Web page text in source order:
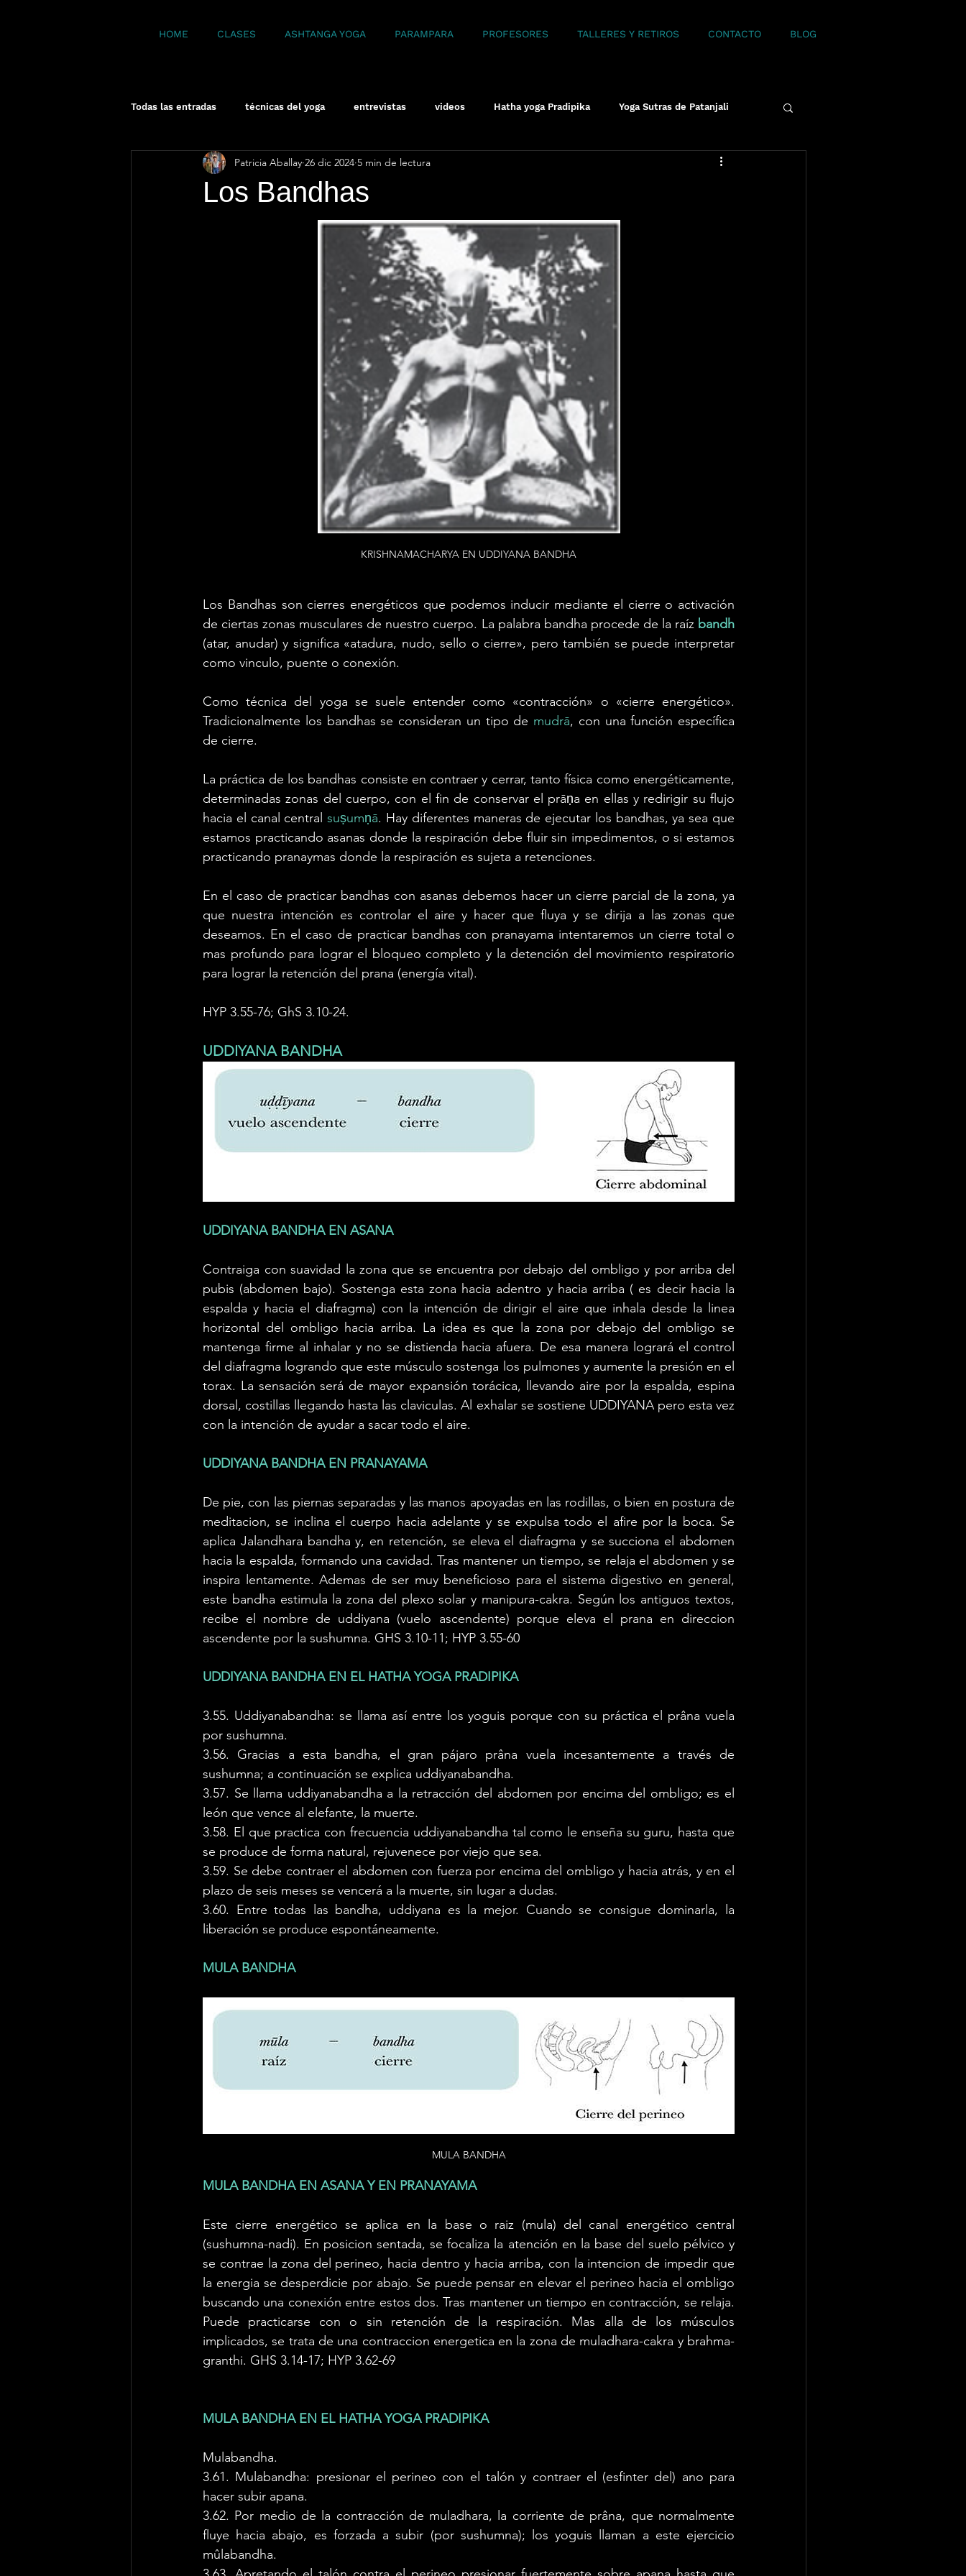
HOME CLASES ASHTANGA YOGA PARAMPARA PROFESORES TALLERES Y RETIROS CONTACTO BLOG
Todas las entradas técnicas del yoga entrevistas videos Hatha yoga Pradipika Yoga Sutras de Patanjali
meditación Yoga bases
Los Bandhas
Patricia Aballay 26 dic 2024 5 min de lectura
KRISHNAMACHARYA EN UDDIYANA BANDHA
Los Bandhas son cierres energéticos que podemos inducir mediante el cierre o activación
de ciertas zonas musculares de nuestro cuerpo. La palabra bandha procede de la raíz
(atar, anudar) y significa «atadura, nudo, sello o cierre», pero también se puede interpretar
como vinculo, puente o conexión.
Como técnica del yoga se suele entender como «contracción» o «cierre energético».
Tradicionalmente los bandhas se consideran un tipo de mudrā, con una función específica
de cierre.
La práctica de los bandhas consiste en contraer y cerrar, tanto física como energéticamente,
determinadas zonas del cuerpo, con el fin de conservar el prāṇa en ellas y redirigir su flujo
hacia el canal central suṣumṇā. Hay diferentes maneras de ejecutar los bandhas, ya sea que
estamos practicando asanas donde la respiración debe fluir sin impedimentos, o si estamos
practicando pranaymas donde la respiración es sujeta a retenciones.
En el caso de practicar bandhas con asanas debemos hacer un cierre parcial de la zona, ya
que nuestra intención es controlar el aire y hacer que fluya y se dirija a las zonas que
deseamos. En el caso de practicar bandhas con pranayama intentaremos un cierre total o
mas profundo para lograr el bloqueo completo y la detención del movimiento respiratorio
para lograr la retención del prana (energía vital).
HYP 3.55-76; GhS 3.10-24.
UDDIYANA BANDHA
UDDIYANA BANDHA EN ASANA
Contraiga con suavidad la zona que se encuentra por debajo del ombligo y por arriba del
pubis (abdomen bajo). Sostenga esta zona hacia adentro y hacia arriba ( es decir hacia la
espalda y hacia el diafragma) con la intención de dirigir el aire que inhala desde la linea
horizontal del ombligo hacia arriba. La idea es que la zona por debajo del ombligo se
mantenga firme al inhalar y no se distienda hacia afuera. De esa manera logrará el control
del diafragma logrando que este músculo sostenga los pulmones y aumente la presión en el
torax. La sensación será de mayor expansión torácica, llevando aire por la espalda, espina
dorsal, costillas llegando hasta las claviculas. Al exhalar se sostiene UDDIYANA pero esta vez
con la intención de ayudar a sacar todo el aire.
UDDIYANA BANDHA EN PRANAYAMA
De pie, con las piernas separadas y las manos apoyadas en las rodillas, o bien en postura de
meditacion, se inclina el cuerpo hacia adelante y se expulsa todo el afire por la boca. Se
aplica Jalandhara bandha y, en retención, se eleva el diafragma y se succiona el abdomen
hacia la espalda, formando una cavidad. Tras mantener un tiempo, se relaja el abdomen y se
inspira lentamente. Ademas de ser muy beneficioso para el sistema digestivo en general,
este bandha estimula la zona del plexo solar y manipura-cakra. Según los antiguos textos,
recibe el nombre de uddiyana (vuelo ascendente) porque eleva el prana en direccion
ascendente por la sushumna. GHS 3.10-11; HYP 3.55-60
UDDIYANA BANDHA EN EL HATHA YOGA PRADIPIKA
3.55. Uddiyanabandha: se llama así entre los yoguis porque con su práctica el prâna vuela
por sushumna.
3.56. Gracias a esta bandha, el gran pájaro prâna vuela incesantemente a través de
sushumna; a continuación se explica uddiyanabandha.
3.57. Se llama uddiyanabandha a la retracción del abdomen por encima del ombligo; es el
león que vence al elefante, la muerte.
3.58. El que practica con frecuencia uddiyanabandha tal como le enseña su guru, hasta que
se produce de forma natural, rejuvenece por viejo que sea.
3.59. Se debe contraer el abdomen con fuerza por encima del ombligo y hacia atrás, y en el
plazo de seis meses se vencerá a la muerte, sin lugar a dudas.
3.60. Entre todas las bandha, uddiyana es la mejor. Cuando se consigue dominarla, la
liberación se produce espontáneamente.
MULA BANDHA
MULA BANDHA
MULA BANDHA EN ASANA Y EN PRANAYAMA
Este cierre energético se aplica en la base o raiz (mula) del canal energético central
(sushumna-nadi). En posicion sentada, se focaliza la atención en la base del suelo pélvico y
se contrae la zona del perineo, hacia dentro y hacia arriba, con la intencion de impedir que
la energia se desperdicie por abajo. Se puede pensar en elevar el perineo hacia el ombligo
buscando una conexión entre estos dos. Tras mantener un tiempo en contracción, se relaja.
Puede practicarse con o sin retención de la respiración. Mas alla de los músculos
implicados, se trata de una contraccion energetica en la zona de muladhara-cakra y brahma-
granthi. GHS 3.14-17; HYP 3.62-69
MULA BANDHA EN EL HATHA YOGA PRADIPIKA
Mulabandha.
3.61. Mulabandha: presionar el perineo con el talón y contraer el (esfinter del) ano para
hacer subir apana.
3.62. Por medio de la contracción de muladhara, la corriente de prâna, que normalmente
fluye hacia abajo, es forzada a subir (por sushumna); los yoguis llaman a este ejercicio
mûlabandha.